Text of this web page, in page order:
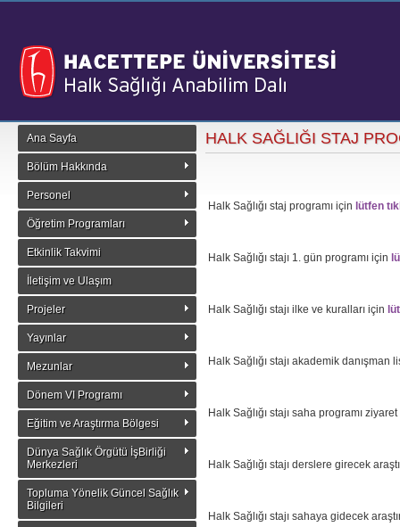
Ana Sayfa
Bölüm Hakkında
Personel
Öğretim Programları
Etkinlik Takvimi
İletişim ve Ulaşım
Projeler
Yayınlar
Mezunlar
Dönem VI Programı
Eğitim ve Araştırma Bölgesi
Dünya Sağlık Örgütü İşBirliği
Merkezleri
Topluma Yönelik Güncel Sağlık
Bilgileri
HALK SAĞLIĞI STAJ
Halk Sağlığı staj programı için lütfen
Halk Sağlığı stajı 1. gün programı için
Halk Sağlığı stajı ilke ve kuralları için
Halk Sağlığı stajı akademik danışman
Halk Sağlığı stajı saha programı
Halk Sağlığı stajı derslere girecek
Halk Sağlığı stajı sahaya gidecek